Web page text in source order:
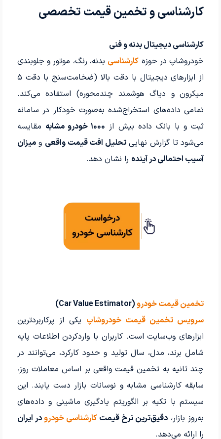
کارشناسی و تخمین قیمت تخصصی
کارشناسی دیجیتال بدنه و فنی
خودروشاپ در حوزه کارشناسی بدنه، رنگ، موتور و جلوبندی
از ابزارهای دیجیتال با دقت بالا (ضخامت‌سنج با دقت ۵
میکرون و دیاگ هوشمند چندمحوره) استفاده می‌کند.
تمامی داده‌های استخراج‌شده به‌صورت خودکار در سامانه
ثبت و با بانک داده بیش از ۱۰۰۰ خودرو مشابه
مقایسه
می‌شود تا گزارش نهاییتحلیل افت قیمت واقعی ومیزان
آسیب احتمالی در آینده را نشان دهد.
تخمین قیمت خودرو(Car Value Estimator)
سرویس تخمین قیمت خودروشاپ یکی از پرکاربردترین
ابزارهای وب‌سایت است. کاربران با واردکردن اطلاعات پایه
شامل برند، مدل، سال تولید و حدود کارکرد، می‌توانند در
چند ثانیه به تخمین قیمت واقعی بر اساس معاملات روز،
سابقه کارشناسی مشابه و نوسانات بازار دست یابند. این
سیستم با تکیه بر الگوریتم یادگیری ماشینی و داده‌های
به‌روز بازار، دقیق‌ترین نرخ قیمتکارشناسی خودرودر ایران
را ارائه می‌دهد.